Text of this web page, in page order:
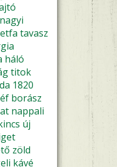
nagyi
tavasz
háló
titok
1820
borász
nappali
új
zöld
kávé